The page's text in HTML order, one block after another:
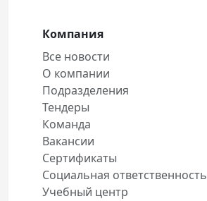
Компания
Все новости
О компании
Подразделения
Тендеры
Команда
Вакансии
Сертификаты
Социальная ответственность
Учебный центр